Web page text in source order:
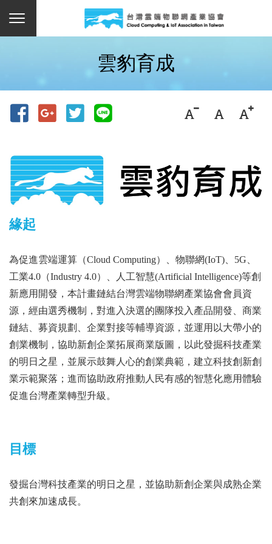
雲豹育成
緣起
為促進雲端運算（Cloud Computing）、物聯網(IoT)、5G、
工業4.0（Industry 4.0）、人工智慧(Artificial Intelligence)等創
新應用開發，本計畫鏈結台灣雲端物聯網產業協會會員資
源，經由選秀機制，對進入決選的團隊投入產品開發、商業
鏈結、募資規劃、企業對接等輔導資源，並運用以大帶小的
創業機制，協助新創企業拓展商業版圖，以此發掘科技產業
的明日之星，並展示鼓舞人心的創業典範，建立科技創新創
業示範聚落；進而協助政府推動人民有感的智慧化應用體驗
促進台灣產業轉型升級。
目標
發掘台灣科技產業的明日之星，並協助新創企業與成熟企業
共創來加速成長。